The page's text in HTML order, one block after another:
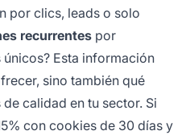
por clics, leads o solo
recurrentes por
Esta información
sino también qué
calidad en tu sector. Si
con cookies de 30 días y